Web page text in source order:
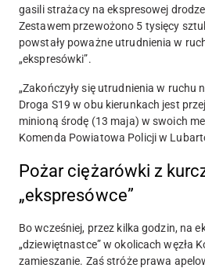
gasili strażacy na ekspresowej
Zestawem przewożono 5 tysięcy
powstały poważne utrudnienia w
„ekspresówki”.
„Zakończyły się utrudnienia w ruchu
Droga S19 w obu kierunkach jest
minioną środę (13 maja) w swoich
Komenda Powiatowa Policji w
Pożar ciężarówki z
„ekspresówce”
Bo wcześniej, przez kilka godzin, na
„dziewiętnastce” w okolicach węzła
zamieszanie. Zaś stróże prawa